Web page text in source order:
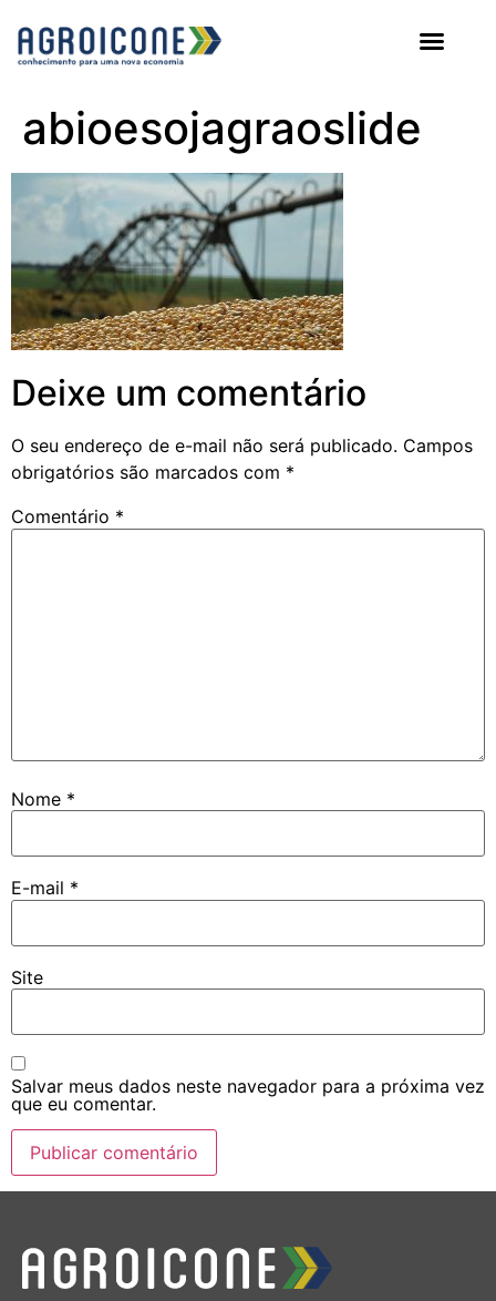
abioesojagraoslide
Deixe um comentário
O seu endereço de e-mail não será publicado. Campos
obrigatórios são marcados com *
Comentário *
Nome *
E-mail *
Site
Salvar meus dados neste navegador para a próxima vez
que eu comentar.